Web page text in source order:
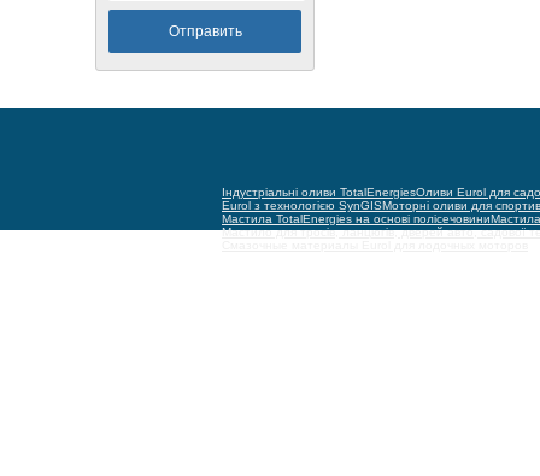
Індустріальні оливи TotalEnergiesОливи Eurol для
Eurol з технологією SynGISМоторні оливи для
Мастила TotalEnergies на основі полісечовини
Мастило для тросів, ланцюгів, дверей авто, садової